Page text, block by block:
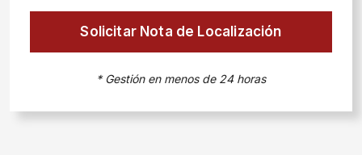
Solicitar Nota de Localización
* Gestión en menos de 24 horas